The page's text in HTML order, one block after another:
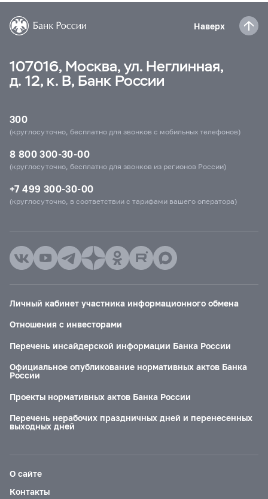
Наверх
107016, Москва, ул. Неглинная,
д. 12, к. В, Банк России
300
(круглосуточно, бесплатно для звонков с мобильных телефонов)
8 800 300-30-00
(круглосуточно, бесплатно для звонков из регионов России)
+7 499 300-30-00
(круглосуточно, в соответствии с тарифами вашего оператора)
Личный кабинет участника информационного обмена
Отношения с инвесторами
Перечень инсайдерской информации Банка России
Официальное опубликование нормативных актов Банка
России
Проекты нормативных актов Банка России
Перечень нерабочих праздничных дней и перенесенных
выходных дней
О сайте
Контакты